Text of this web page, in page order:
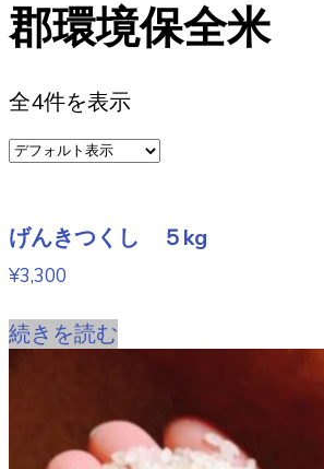
郡環境保全米
全4件を表示
げんきつくし ５kg
¥3,300
続きを読む